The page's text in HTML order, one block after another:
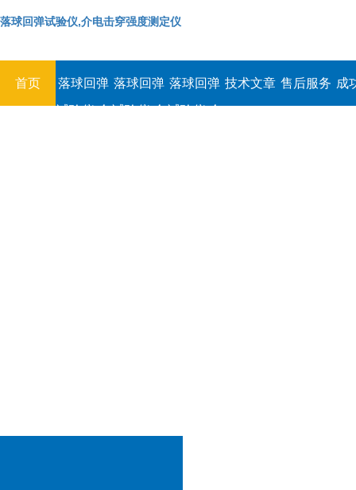
落球回弹试验仪,介电击穿强度测定仪
首页
落球回弹
试验仪,介
落球回弹
试验仪,介
落球回弹
试验仪,介
技术文章 售后服务 成